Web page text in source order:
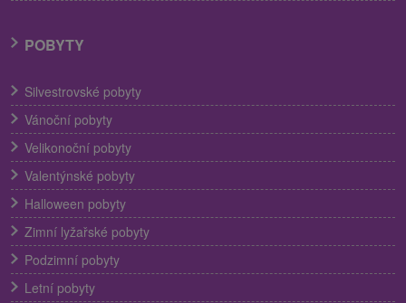
POBYTY
Silvestrovské pobyty
Vánoční pobyty
Velikonoční pobyty
Valentýnské pobyty
Halloween pobyty
Zimní lyžařské pobyty
Podzimní pobyty
Letní pobyty